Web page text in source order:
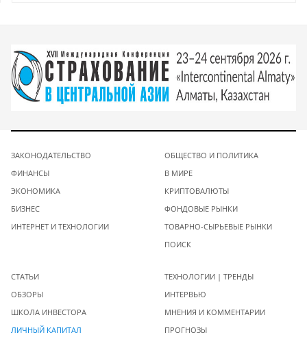
ЗАКОНОДАТЕЛЬСТВО
ФИНАНСЫ
ЭКОНОМИКА
БИЗНЕС
ИНТЕРНЕТ И ТЕХНОЛОГИИ
ОБЩЕСТВО И ПОЛИТИКА
В МИРЕ
КРИПТОВАЛЮТЫ
ФОНДОВЫЕ РЫНКИ
ТОВАРНО-СЫРЬЕВЫЕ РЫНКИ
ПОИСК
СТАТЬИ
ОБЗОРЫ
ШКОЛА ИНВЕСТОРА
ЛИЧНЫЙ КАПИТАЛ
ТЕХНОЛОГИИ | ТРЕНДЫ
ИНТЕРВЬЮ
МНЕНИЯ И КОММЕНТАРИИ
ПРОГНОЗЫ